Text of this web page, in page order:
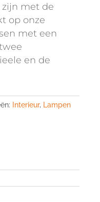
met de
op onze
met een
en de
Interieur, Lampen